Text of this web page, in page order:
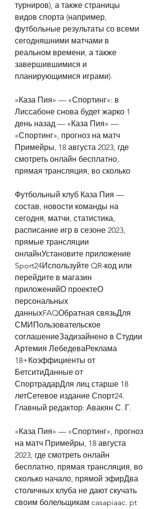
турниров), а также страницы
видов спорта (например,
футбольные результаты со всеми
сегодняшними матчами в
реальном времени, а также
завершившимися и
планирующимися играми).
«Каза Пия» — «Спортинг»: в
Лиссабоне снова будет жарко 1
день назад — «Каза Пия» —
«Спортинг», прогноз на матч
Примейры, 18 августа 2023, где
смотреть онлайн бесплатно,
прямая трансляция, во сколько
Футбольный клуб Каза Пия —
состав, новости команды на
сегодня, матчи, статистика,
расписание игр в сезоне 2023,
прямые трансляции
онлайнУстановите приложение
Sport24Используйте QR-код или
перейдите в магазин
приложенийО проектеО
персональных
данныхFAQОбратная связьДля
СМИПользовательское
соглашениеЗадизайнено в Студии
Артемия ЛебедеваРеклама
18+Коэффициенты от
БетситиДанные от
СпортрадарДля лиц старше 18
летСетевое издание Спорт24.
Главный редактор: Авакян С. Г.
«Каза Пия» — «Спортинг», прогноз
на матч Примейры, 18 августа
2023, где смотреть онлайн
бесплатно, прямая трансляция, во
сколько начало, прямой эфирДва
столичных клуба не дают скучать
своим болельщикам casapiaac. pt